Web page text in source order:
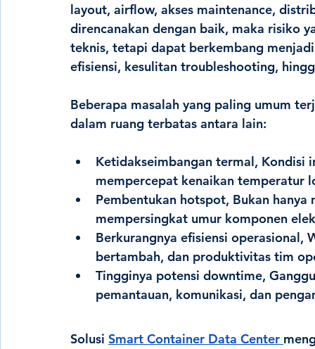
layout, airflow, akses maintenance,
direncanakan dengan baik, maka risiko
teknis, tetapi dapat berkembang
efisiensi, kesulitan troubleshooting,
Beberapa masalah yang paling umum
dalam ruang terbatas antara lain:
Ketidakseimbangan termal, Kondisi
mempercepat kenaikan temperatur
Pembentukan hotspot, Bukan
mempersingkat umur komponen
Berkurangnya efisiensi operasional,
bertambah, dan produktivitas tim
Tingginya potensi downtime,
pemantauan, komunikasi, dan
Solusi Smart Container Data Center